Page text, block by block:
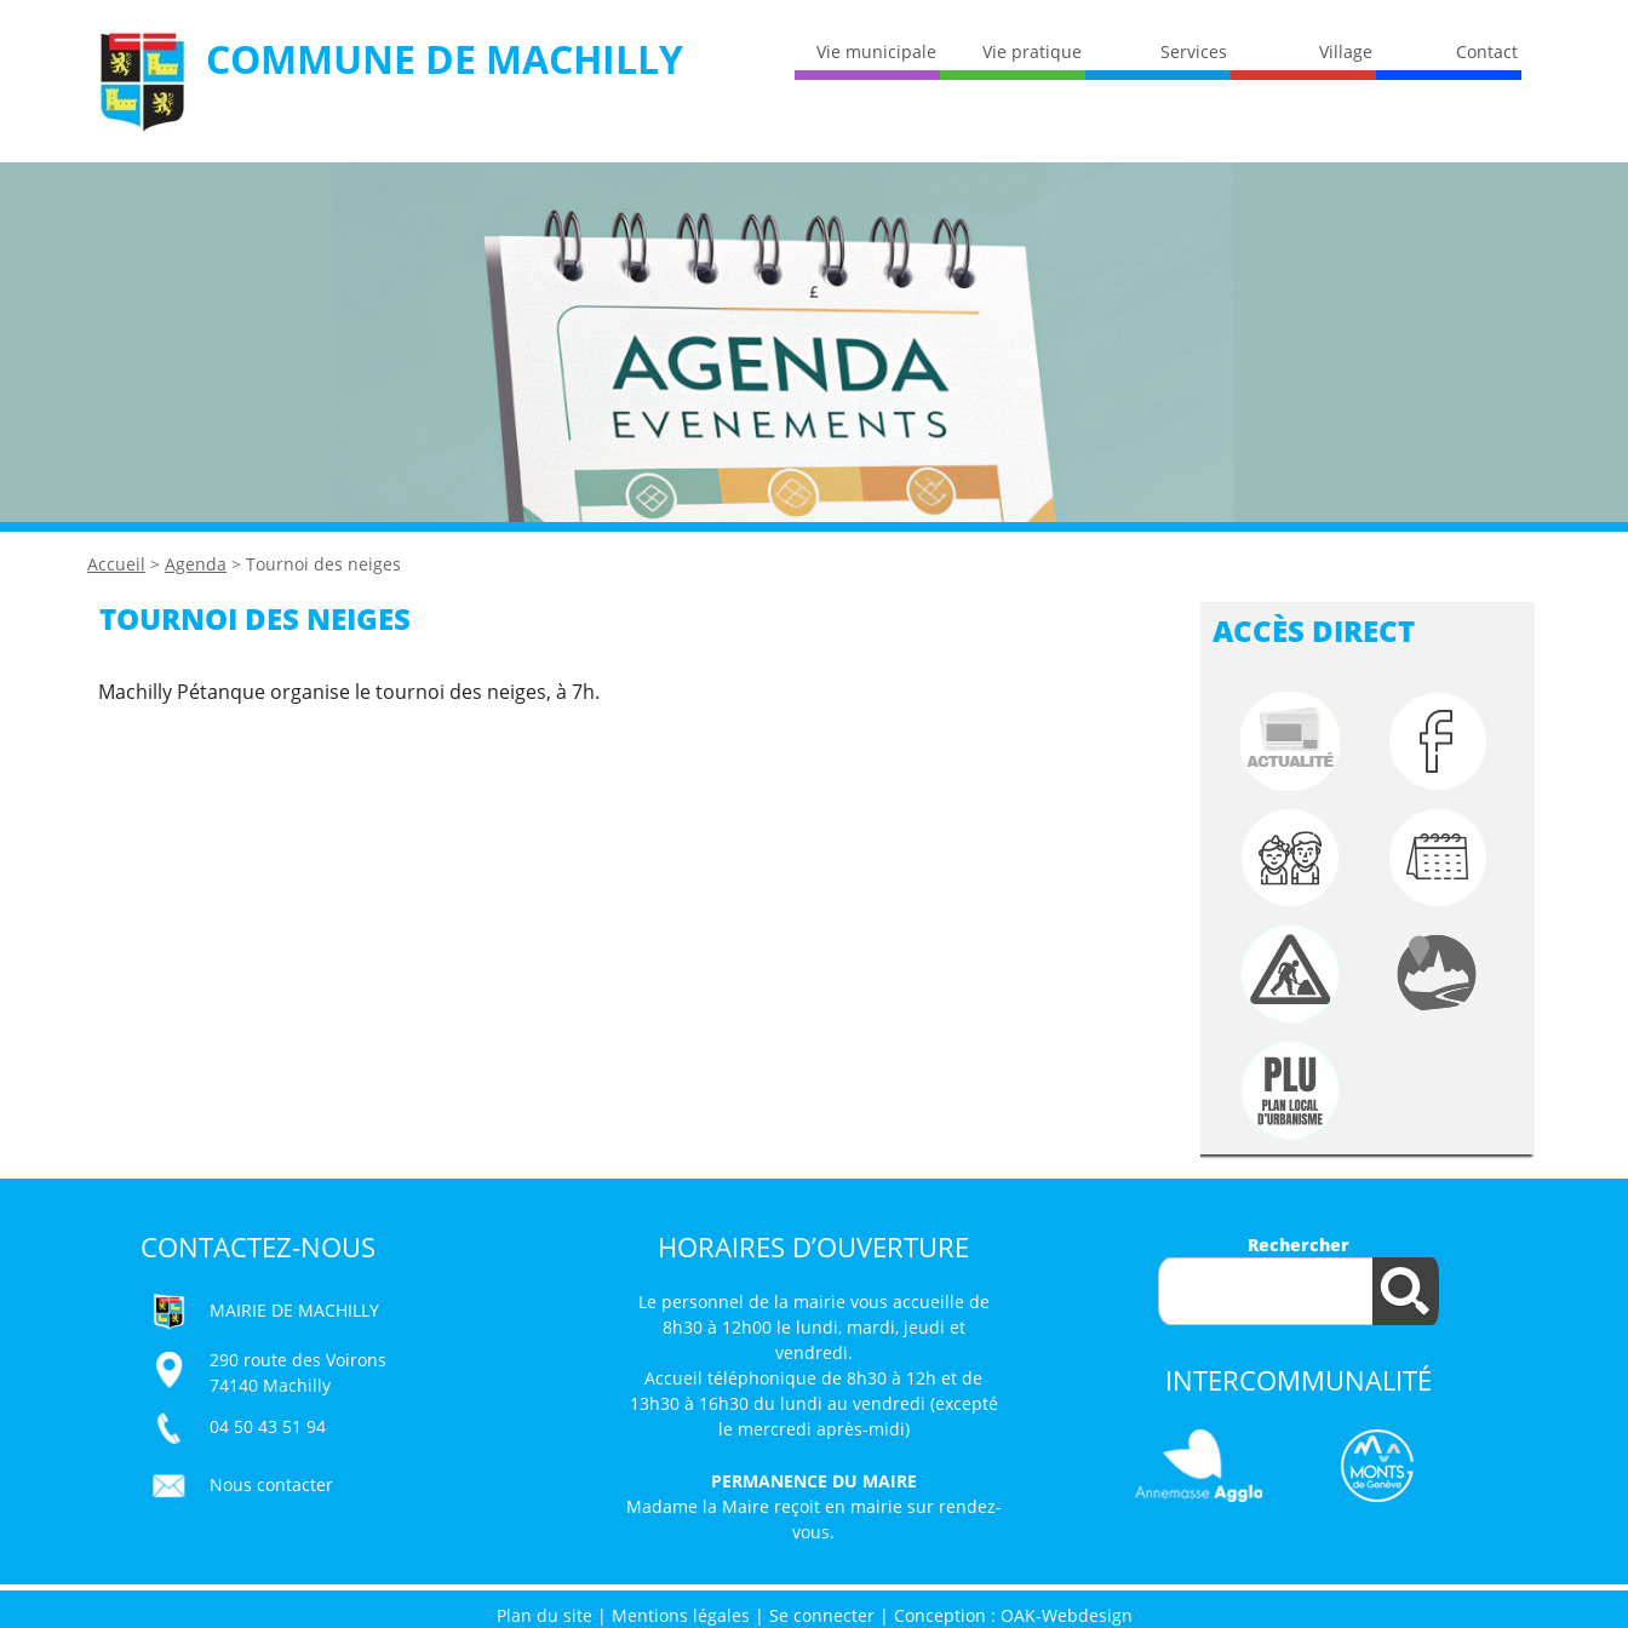
COMMUNE DE MACHILLY Vie municipale Vie pratique Services Village Contact
Accueil > Agenda > Tournoi des neiges
TOURNOI DES NEIGES
Machilly Pétanque organise le tournoi des neiges, à 7h.
ACCÈS DIRECT
CONTACTEZ-NOUS
MAIRIE DE MACHILLY
290 route des Voirons
74140 Machilly
04 50 43 51 94
Nous contacter
HORAIRES D’OUVERTURE
Le personnel de la mairie vous accueille de
8h30 à 12h00 le lundi, mardi, jeudi et
vendredi.
Accueil téléphonique de 8h30 à 12h et de
13h30 à 16h30 du lundi au vendredi (excepté
le mercredi après-midi)
PERMANENCE DU MAIRE
Madame la Maire reçoit en mairie sur rendez-
vous.
Rechercher
INTERCOMMUNALITÉ
Plan du site| Mentions légales | Se connecter| Conception : OAK-Webdesign